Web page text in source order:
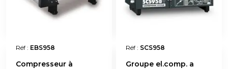
Réf : EBS958
Compresseur à
Réf : SCS958
Groupe el.comp. a